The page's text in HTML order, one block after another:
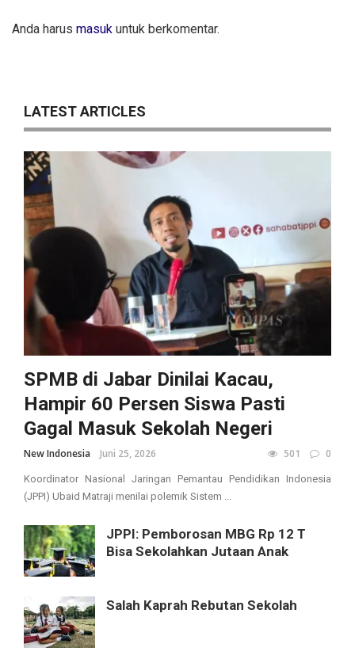
Anda harus masuk untuk berkomentar.
LATEST ARTICLES
SPMB di Jabar Dinilai Kacau,
Hampir 60 Persen Siswa Pasti
Gagal Masuk Sekolah Negeri
New Indonesia Juni 25, 2026 501 0
Koordinator Nasional Jaringan Pemantau Pendidikan Indonesia
(JPPI) Ubaid Matraji menilai polemik Sistem ...
JPPI: Pemborosan MBG Rp 12 T
Bisa Sekolahkan Jutaan Anak
Salah Kaprah Rebutan Sekolah